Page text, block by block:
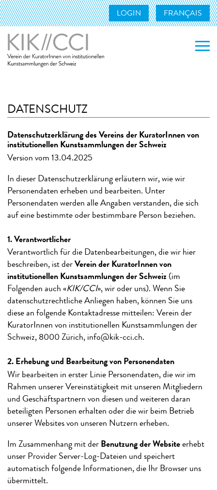
LOGIN FRANÇAIS
WAS WIR TUN
DATENSCHUTZ
Datenschutzerklärung des Vereins der KuratorInnen von
institutionellen Kunstsammlungen der Schweiz
Version vom 13.04.2025
In dieser Datenschutzerklärung erläutern wir, wie wir
Personendaten erheben und bearbeiten. Unter
Personendaten werden alle Angaben verstanden, die sich
auf eine bestimmte oder bestimmbare Person beziehen.
1. Verantwortlicher
Verantwortlich für die Datenbearbeitungen, die wir hier
beschreiben, ist der Verein der KuratorInnen von
institutionellen Kunstsammlungen der Schweiz (im
Folgenden auch «KIK/CCI», wir oder uns). Wenn Sie
datenschutzrechtliche Anliegen haben, können Sie uns
diese an folgende Kontaktadresse mitteilen: Verein der
KuratorInnen von institutionellen Kunstsammlungen der
Schweiz, 8000 Zürich, info@kik-cci.ch.
2. Erhebung und Bearbeitung von Personendaten
Wir bearbeiten in erster Linie Personendaten, die wir im
Rahmen unserer Vereinstätigkeit mit unseren Mitgliedern
und Geschäftspartnern von diesen und weiteren daran
beteiligten Personen erhalten oder die wir beim Betrieb
unserer Websites von unseren Nutzern erheben.
Im Zusammenhang mit der Benutzung der Website erhebt
unser Provider Server-Log-Dateien und speichert
automatisch folgende Informationen, die Ihr Browser uns
übermittelt.